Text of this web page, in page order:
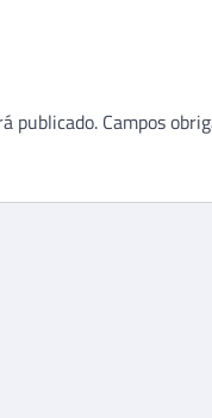
publicado. Campos